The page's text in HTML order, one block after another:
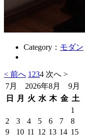
Category： モダン
< 前へ 1 234 次へ >
7月 2026年8月 9月
日
月 火 水 木 金 土
1
2
3 4 5 6 7
8
9
10 11 12 13 14 15